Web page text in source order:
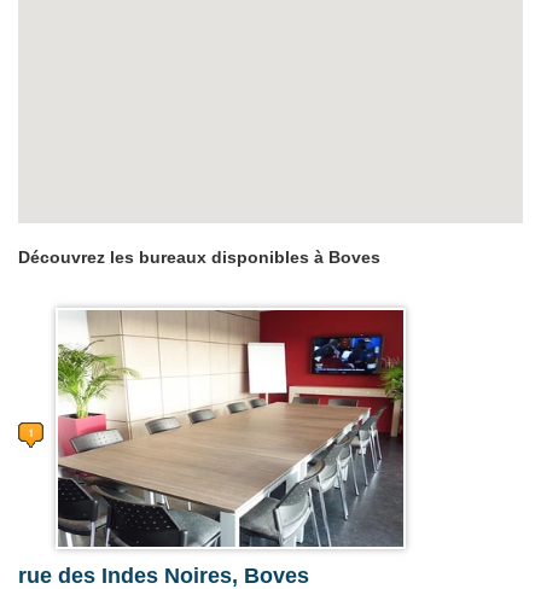
Découvrez les bureaux disponibles à Boves
rue des Indes Noires, Boves